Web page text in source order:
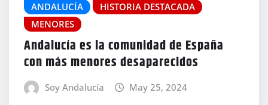
ANDALUCÍA
HISTORIA DESTACADA
MENORES
Andalucía es la comunidad de España
con más menores desaparecidos
Soy Andalucía May 25, 2024